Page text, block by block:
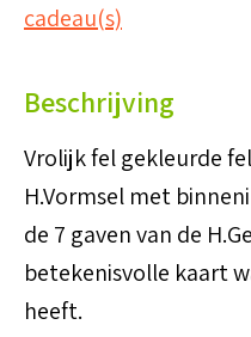
cadeau(s)
Beschrijving
Vrolijk fel gekleurde
H.Vormsel met
de 7 gaven van de
betekenisvolle kaart
heeft.